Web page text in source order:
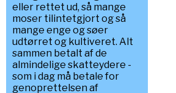
eller rettet ud, så mange
moser tilintetgjort og så
mange enge og søer
udtørret og kultiveret. Alt
sammen betalt af de
almindelige skatteydere -
som i dag må betale for
genoprettelsen af